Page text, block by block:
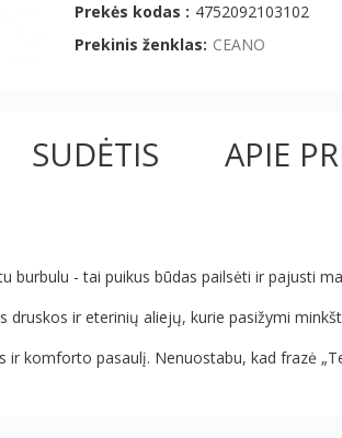
Prekės kodas : 4752092103102
Prekinis ženklas: CEANO
SUDĖTIS
APIE
burbulu - tai puikus būdas pailsėti ir pajusti
ir eterinių aliejų, kurie pasižymi
komforto pasaulį. Nenuostabu, kad frazė